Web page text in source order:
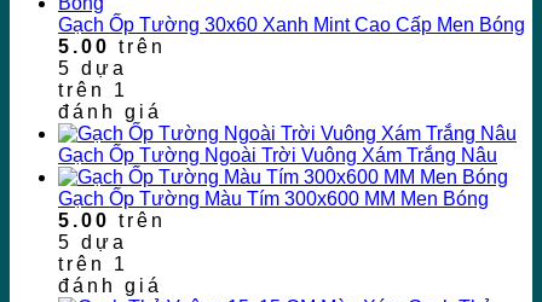
Gạch Ốp Tường 30x60 Xanh Mint Cao Cấp Men Bóng
5.00 trên
5 dựa
trên 1
đánh giá
Gạch Ốp Tường Ngoài Trời Vuông Xám Trắng Nâu
Gạch Ốp Tường Màu Tím 300x600 MM Men Bóng
5.00 trên
5 dựa
trên 1
đánh giá